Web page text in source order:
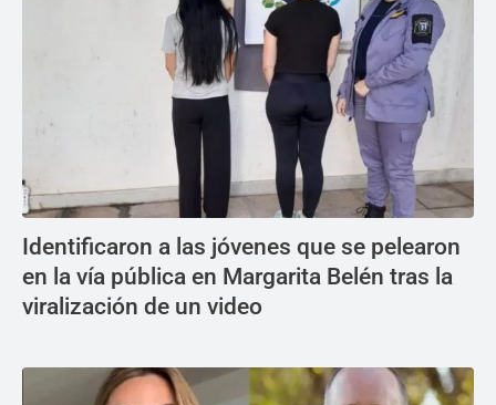
Identificaron a las jóvenes que se pelearon
en la vía pública en Margarita Belén tras la
viralización de un video